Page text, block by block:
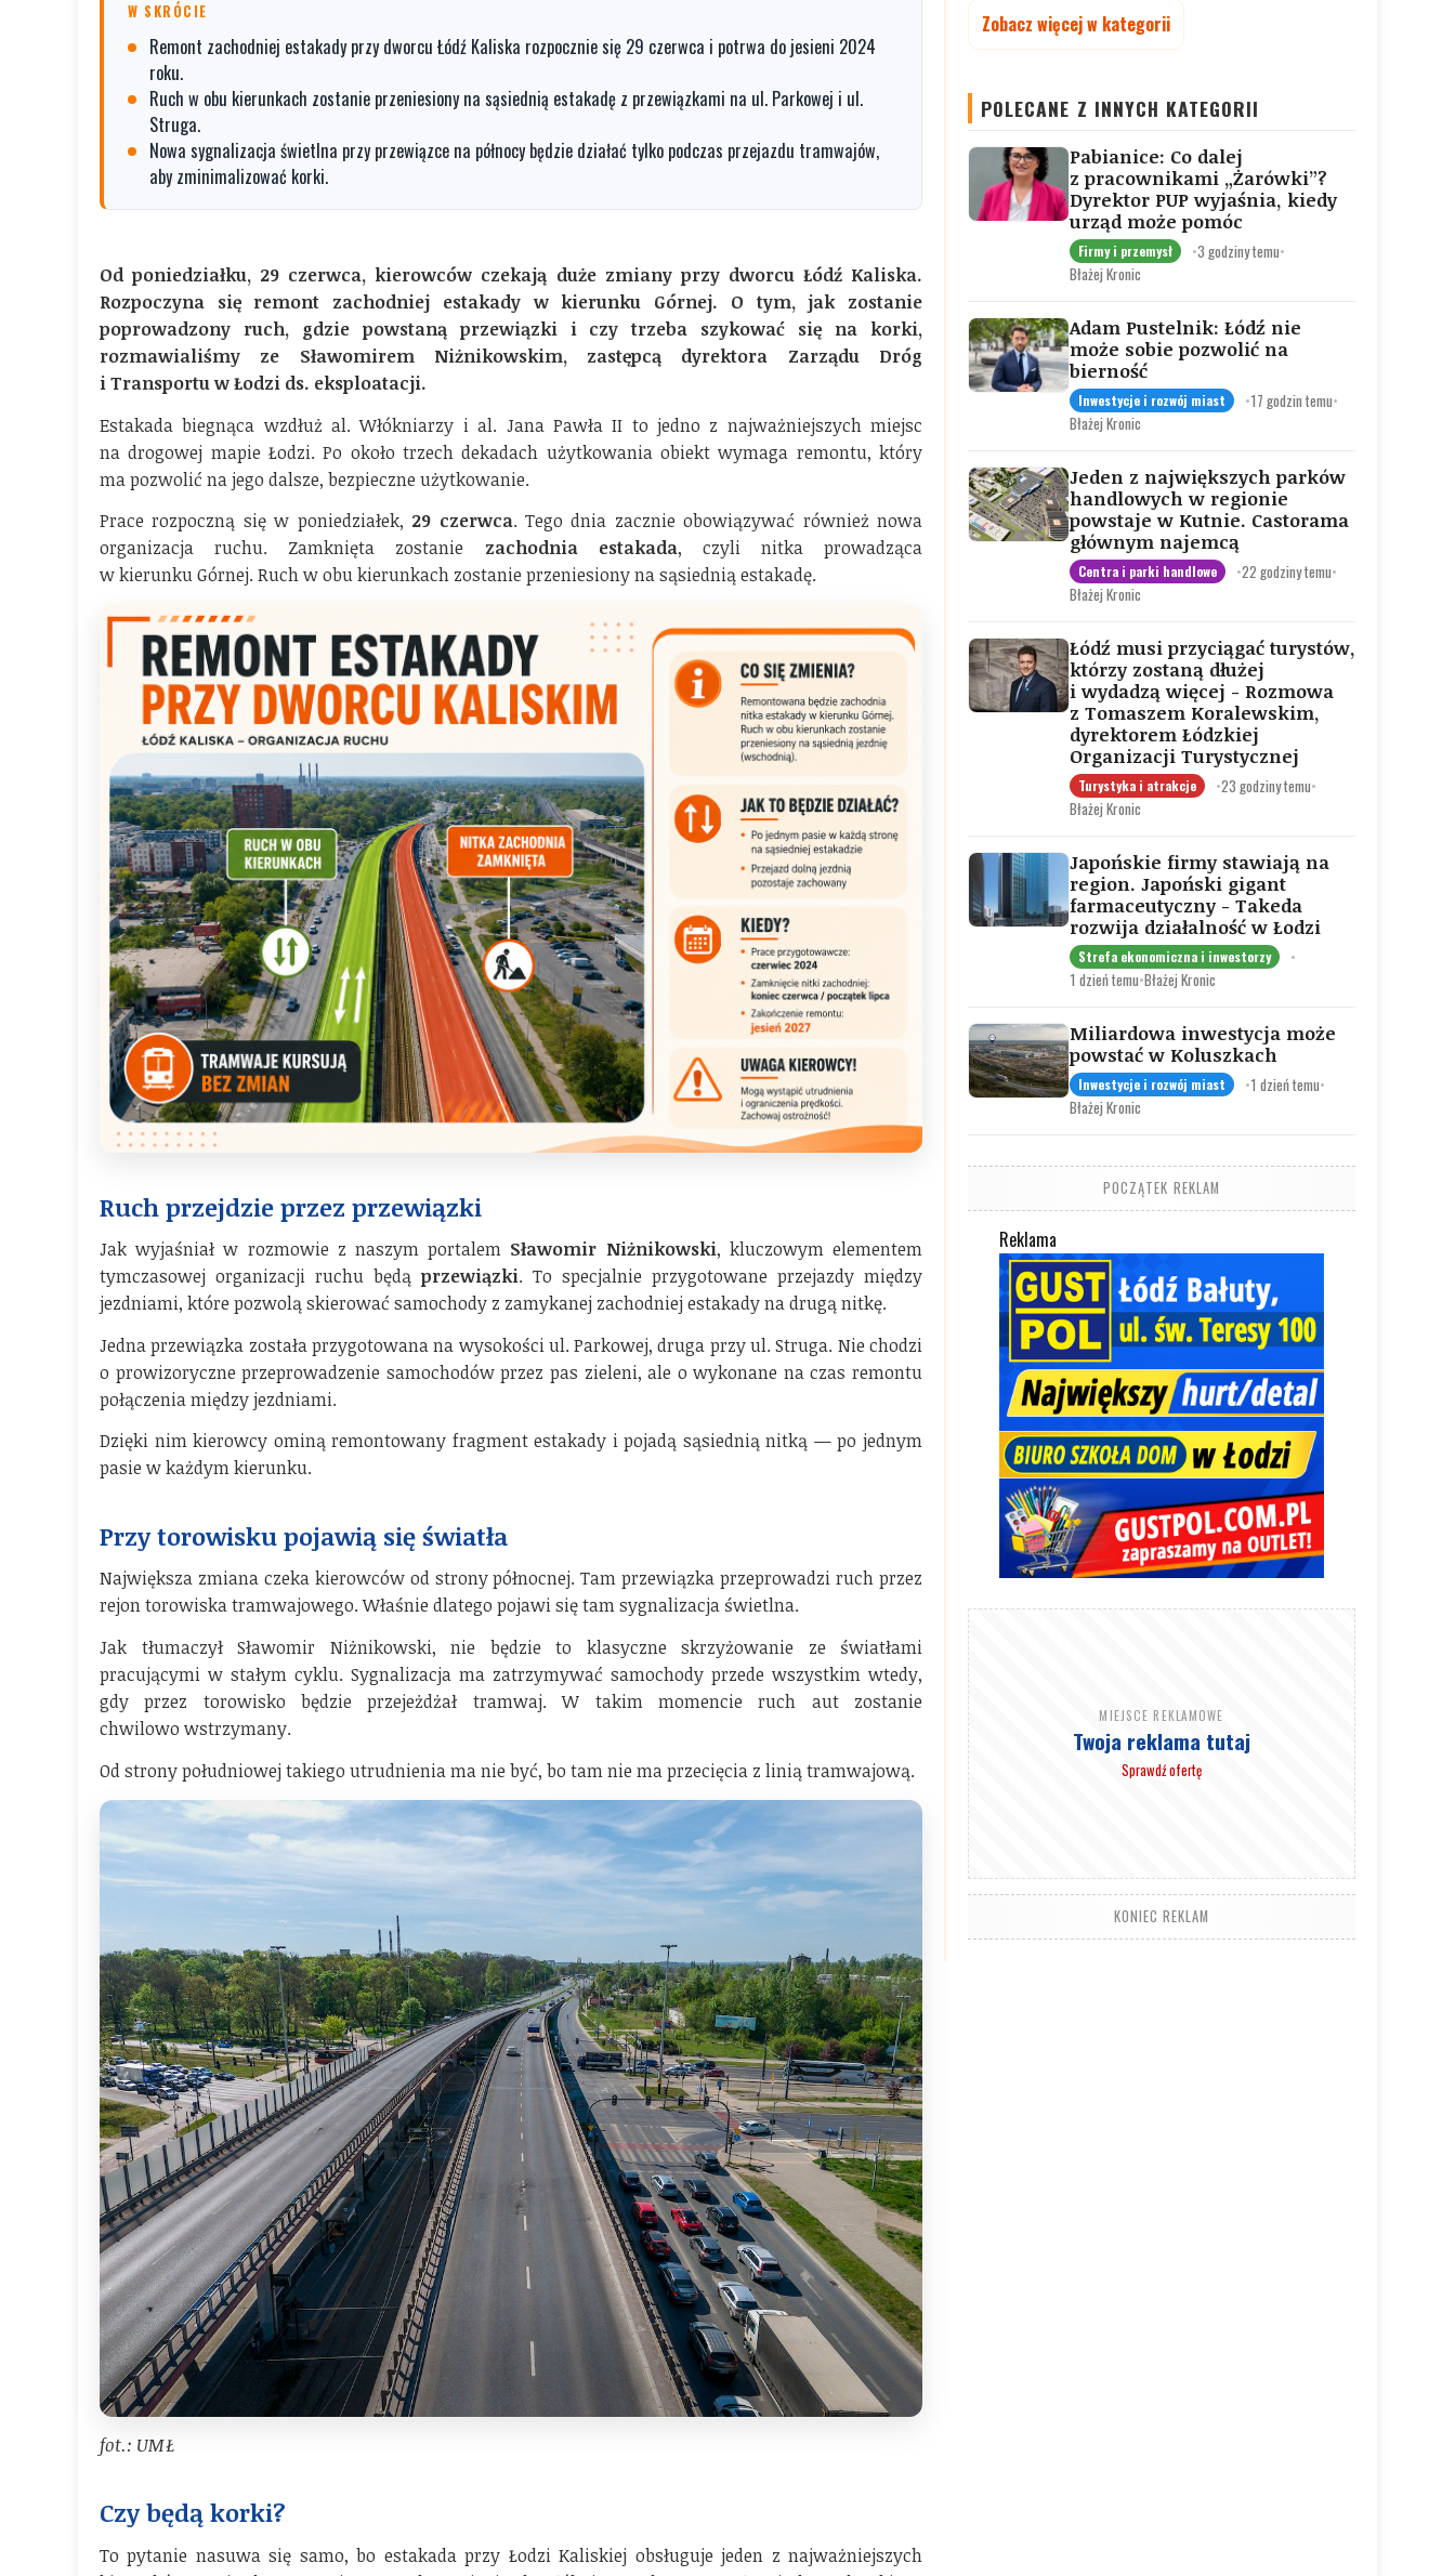
W SKRÓCIE
Remont zachodniej estakady przy dworcu Łódź Kaliska rozpocznie się 29 czerwca i potrwa do jesieni 2024
roku.
Ruch w obu kierunkach zostanie przeniesiony na sąsiednią estakadę z przewiązkami na ul. Parkowej i ul.
Struga.
Nowa sygnalizacja świetlna przy przewiązce na północy będzie działać tylko podczas przejazdu tramwajów,
aby zminimalizować korki.
Od poniedziałku, 29 czerwca, kierowców czekają duże zmiany przy dworcu Łódź Kaliska.
Rozpoczyna się remont zachodniej estakady w kierunku Górnej. O tym, jak zostanie
poprowadzony ruch, gdzie powstaną przewiązki i czy trzeba szykować się na korki,
rozmawialiśmy ze Sławomirem Niżnikowskim, zastępcą dyrektora Zarządu Dróg
i Transportu w Łodzi ds. eksploatacji.
Estakada biegnąca wzdłuż al. Włókniarzy i al. Jana Pawła II to jedno z najważniejszych miejsc
na drogowej mapie Łodzi. Po około trzech dekadach użytkowania obiekt wymaga remontu, który
ma pozwolić na jego dalsze, bezpieczne użytkowanie.
Prace rozpoczną się w poniedziałek, 29 czerwca. Tego dnia zacznie obowiązywać również nowa
organizacja ruchu. Zamknięta zostanie zachodnia estakada, czyli nitka prowadząca
w kierunku Górnej. Ruch w obu kierunkach zostanie przeniesiony na sąsiednią estakadę.
Ruch przejdzie przez przewiązki
Jak wyjaśniał w rozmowie z naszym portalem Sławomir Niżnikowski, kluczowym elementem
tymczasowej organizacji ruchu będą przewiązki. To specjalnie przygotowane przejazdy między
jezdniami, które pozwolą skierować samochody z zamykanej zachodniej estakady na drugą nitkę.
Jedna przewiązka została przygotowana na wysokości ul. Parkowej, druga przy ul. Struga. Nie chodzi
o prowizoryczne przeprowadzenie samochodów przez pas zieleni, ale o wykonane na czas remontu
połączenia między jezdniami.
Dzięki nim kierowcy ominą remontowany fragment estakady i pojadą sąsiednią nitką — po jednym
pasie w każdym kierunku.
Przy torowisku pojawią się światła
Największa zmiana czeka kierowców od strony północnej. Tam przewiązka przeprowadzi ruch przez
rejon torowiska tramwajowego. Właśnie dlatego pojawi się tam sygnalizacja świetlna.
Jak tłumaczył Sławomir Niżnikowski, nie będzie to klasyczne skrzyżowanie ze światłami
pracującymi w stałym cyklu. Sygnalizacja ma zatrzymywać samochody przede wszystkim wtedy,
gdy przez torowisko będzie przejeżdżał tramwaj. W takim momencie ruch aut zostanie
chwilowo wstrzymany.
Od strony południowej takiego utrudnienia ma nie być, bo tam nie ma przecięcia z linią tramwajową.
fot.: UMŁ
Czy będą korki?
To pytanie nasuwa się samo, bo estakada przy Łodzi Kaliskiej obsługuje jeden z najważniejszych
Zobacz więcej w kategorii
POLECANE Z INNYCH KATEGORII
Pabianice: Co dalej
z pracownikami „Żarówki”?
Dyrektor PUP wyjaśnia, kiedy
urząd może pomóc
Firmy i przemysł •3 godziny temu•
Błażej Kronic
Adam Pustelnik: Łódź nie
może sobie pozwolić na
bierność
Inwestycje i rozwój miast •17 godzin temu•
Błażej Kronic
Jeden z największych parków
handlowych w regionie
powstaje w Kutnie. Castorama
głównym najemcą
Centra i parki handlowe •22 godziny temu•
Błażej Kronic
Łódź musi przyciągać turystów,
którzy zostaną dłużej
i wydadzą więcej - Rozmowa
z Tomaszem Koralewskim,
dyrektorem Łódzkiej
Organizacji Turystycznej
Turystyka i atrakcje •23 godziny temu•
Błażej Kronic
Japońskie firmy stawiają na
region. Japoński gigant
farmaceutyczny - Takeda
rozwija działalność w Łodzi
Strefa ekonomiczna i inwestorzy
•
1 dzień temu•Błażej Kronic
Miliardowa inwestycja może
powstać w Koluszkach
Inwestycje i rozwój miast •1 dzień temu•
Błażej Kronic
POCZĄTEK REKLAM
Reklama
MIEJSCE REKLAMOWE
Twoja reklama tutaj
Sprawdź ofertę
KONIEC REKLAM